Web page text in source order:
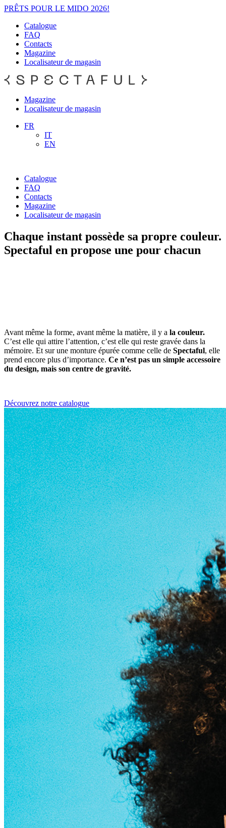
PRÊTS POUR LE MIDO 2026!
Catalogue
FAQ
Contacts
Magazine
Localisateur de magasin
Magazine
Localisateur de magasin
FR
IT
EN
Catalogue
FAQ
Contacts
Magazine
Localisateur de magasin
Chaque instant possède sa propre couleur.
Spectaful en propose une pour chacun
Avant même la forme, avant même la matière, il y a la couleur.
C’est elle qui attire l’attention, c’est elle qui reste gravée dans la
mémoire. Et sur une monture épurée comme celle de Spectaful, elle
prend encore plus d’importance. Ce n’est pas un simple accessoire
du design, mais son centre de gravité.
Découvrez notre catalogue